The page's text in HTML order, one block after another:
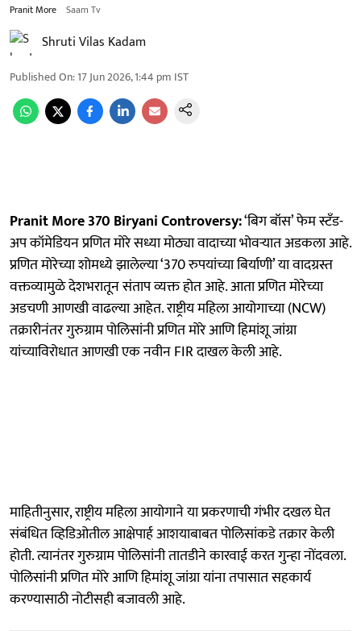
Pranit More Saam Tv
Shruti Vilas Kadam
Published On:17 Jun 2026, 1:44 pm IST
Pranit More 370 Biryani Controversy:‘बिग बॉस’ फेम स्टँड-
अप कॉमेडियन प्रणित मोरे सध्या मोठ्या वादाच्या भोवऱ्यात अडकला आहे.
प्रणित मोरेच्या शोमध्ये झालेल्या ‘370 रुपयांच्या बिर्याणी’ या वादग्रस्त
वक्तव्यामुळे देशभरातून संताप व्यक्त होत आहे. आता प्रणित मोरेच्या
अडचणी आणखी वाढल्या आहेत. राष्ट्रीय महिला आयोगाच्या (NCW)
तक्रारीनंतर गुरुग्राम पोलिसांनी प्रणित मोरे आणि हिमांशू जांग्रा
यांच्याविरोधात आणखी एक नवीन FIR दाखल केली आहे.
माहितीनुसार, राष्ट्रीय महिला आयोगाने या प्रकरणाची गंभीर दखल घेत
संबंधित व्हिडिओतील आक्षेपार्ह आशयाबाबत पोलिसांकडे तक्रार केली
होती. त्यानंतर गुरुग्राम पोलिसांनी तातडीने कारवाई करत गुन्हा नोंदवला.
पोलिसांनी प्रणित मोरे आणि हिमांशू जांग्रा यांना तपासात सहकार्य
करण्यासाठी नोटीसही बजावली आहे.